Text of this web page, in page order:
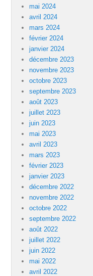
mai 2024
avril 2024
mars 2024
février 2024
janvier 2024
décembre 2023
novembre 2023
octobre 2023
septembre 2023
août 2023
juillet 2023
juin 2023
mai 2023
avril 2023
mars 2023
février 2023
janvier 2023
décembre 2022
novembre 2022
octobre 2022
septembre 2022
août 2022
juillet 2022
juin 2022
mai 2022
avril 2022